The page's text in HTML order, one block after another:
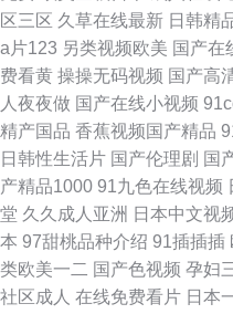
区三区 久草在线最新 日韩精
a片123 另类视频欧美 国产在
费看黄 操操无码视频 国产高
人夜夜做 国产在线小视频
精产国品 香蕉视频国产精品
日韩性生活片 国产伦理剧 国
产精品1000 91九色在线视频
堂 久久成人亚洲 日本中文视
本 97甜桃品种介绍 91插插插
类欧美一二 国产色视频 孕妇
社区成人 在线免费看片 日本